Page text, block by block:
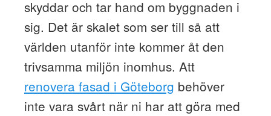
skyddar och tar hand om byggnaden i
sig. Det är skalet som ser till så att
världen utanför inte kommer åt den
trivsamma miljön inomhus. Att
renovera fasad i Göteborg behöver
inte vara svårt när ni har att göra med